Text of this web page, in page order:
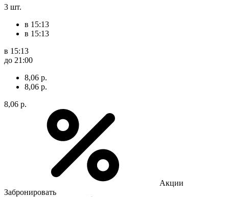
3 шт.
в 15:13
в 15:13
в 15:13
до 21:00
8,06 р.
8,06 р.
8,06 р.
Акции
Забронировать